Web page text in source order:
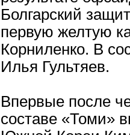
Болгарский
первую желтую
Корниленко. В
Илья Гультяев.
Впервые после
составе «Томи»